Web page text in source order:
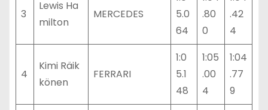
3
Lewis Ha
milton
MERCEDES
5.0
64
.80
0
.42
4
4
Kimi Räik
könen
FERRARI
1:0
5.1
48
1:05
.00
4
1:04
.77
9